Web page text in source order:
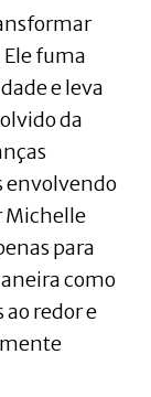
fuma
e leva
da
envolvendo
Michelle
para
como
redor e